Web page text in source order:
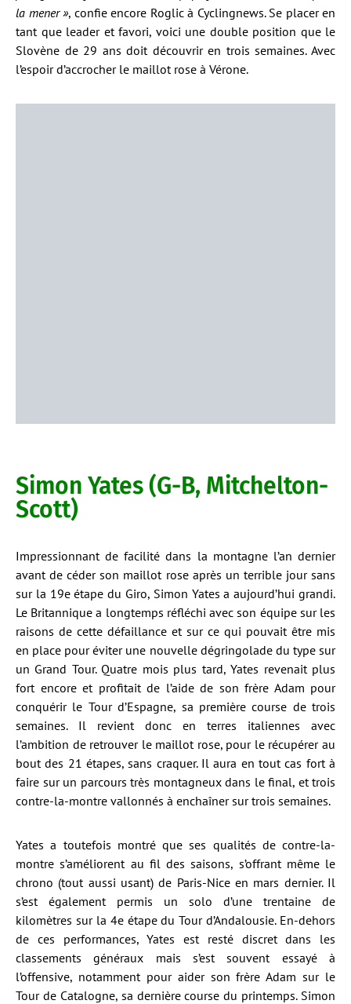
la mener », confie encore Roglic à Cyclingnews. Se placer en
tant que leader et favori, voici une double position que le
Slovène de 29 ans doit découvrir en trois semaines. Avec
l’espoir d’accrocher le maillot rose à Vérone.
Simon Yates (G-B, Mitchelton-
Scott)
Impressionnant de facilité dans la montagne l’an dernier
avant de céder son maillot rose après un terrible jour sans
sur la 19e étape du Giro, Simon Yates a aujourd’hui grandi.
Le Britannique a longtemps réfléchi avec son équipe sur les
raisons de cette défaillance et sur ce qui pouvait être mis
en place pour éviter une nouvelle dégringolade du type sur
un Grand Tour. Quatre mois plus tard, Yates revenait plus
fort encore et profitait de l’aide de son frère Adam pour
conquérir le Tour d’Espagne, sa première course de trois
semaines. Il revient donc en terres italiennes avec
l’ambition de retrouver le maillot rose, pour le récupérer au
bout des 21 étapes, sans craquer. Il aura en tout cas fort à
faire sur un parcours très montagneux dans le final, et trois
contre-la-montre vallonnés à enchaîner sur trois semaines.
Yates a toutefois montré que ses qualités de contre-la-
montre s’améliorent au fil des saisons, s’offrant même le
chrono (tout aussi usant) de Paris-Nice en mars dernier. Il
s’est également permis un solo d’une trentaine de
kilomètres sur la 4e étape du Tour d’Andalousie. En-dehors
de ces performances, Yates est resté discret dans les
classements généraux mais s’est souvent essayé à
l’offensive, notamment pour aider son frère Adam sur le
Tour de Catalogne, sa dernière course du printemps. Simon